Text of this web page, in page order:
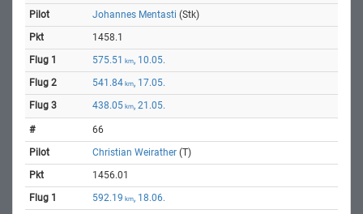
Johannes Mentasti (Stk)
1458.1
575.51 km, 10.05.
541.84 km, 17.05.
438.05 km, 21.05.
66
Christian Weirather (T)
1456.01
592.19 km, 18.06.